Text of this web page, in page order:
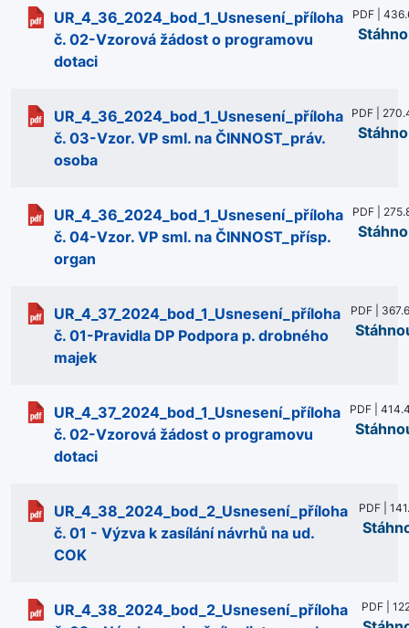
UR_4_36_2024_bod_1_Usnesení_příloha
č. 02-Vzorová žádost o programovu
dotaci
PDF |
UR_4_36_2024_bod_1_Usnesení_příloha
č. 03-Vzor. VP sml. na ČINNOST_práv.
osoba
PDF |
UR_4_36_2024_bod_1_Usnesení_příloha
č. 04-Vzor. VP sml. na ČINNOST_přísp.
organ
PDF |
UR_4_37_2024_bod_1_Usnesení_příloha
č. 01-Pravidla DP Podpora p. drobného
majek
PDF |
UR_4_37_2024_bod_1_Usnesení_příloha
č. 02-Vzorová žádost o programovu
dotaci
PDF |
UR_4_38_2024_bod_2_Usnesení_příloha
č. 01 - Výzva k zasílání návrhů na ud.
COK
PDF |
UR_4_38_2024_bod_2_Usnesení_příloha
PDF |